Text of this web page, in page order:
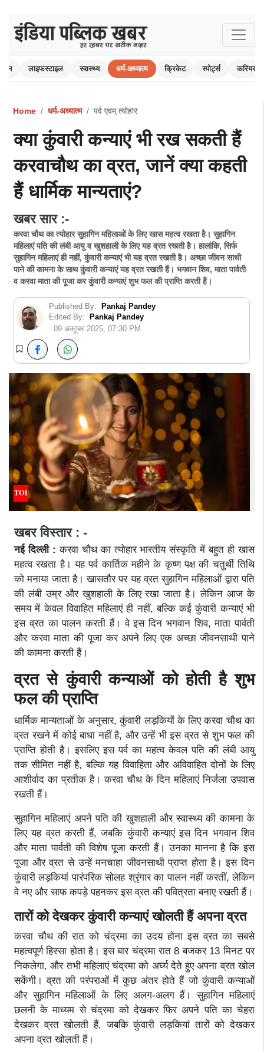
लाइफस्टाइल स्वास्थ्य धर्म-अध्यात्म क्रिकेट स्पोर्ट्स करियर
Home धर्म-अध्यात्म पर्व एवम् त्योहार
क्या कुंवारी कन्याएं भी रख सकती हैं
करवाचौथ का व्रत, जानें क्या कहती
हैं धार्मिक मान्यताएं?
खबर सार :-
करवा चौथ का त्योहार सुहागिन महिलाओं के लिए खास महत्व रखता है। सुहागिन
महिलाएं पति की लंबी आयु व खुशहाली के लिए यह व्रत रखती है। हालांकि, सिर्फ
सुहागिन महिलाएं ही नहीं, कुंवारी कन्याएं भी यह व्रत रखती है। अच्छा जीवन साथी
पाने की कामना के साथ कुंवारी कन्याएं यह व्रत रखती हैं। भगवान शिव, माता पार्वती
व करवा माता की पूजा कर कुंवारी कन्याएं शुभ फल की प्राप्ति करती हैं।
Published By:
Pankaj Pandey
Edited By:
Pankaj Pandey
09 अक्टूबर 2025, 07:30 PM
खबर विस्तार : -
नई दिल्ली :करवा चौथ का त्योहार भारतीय संस्कृति में बहुत ही खास
महत्व रखता है। यह पर्व कार्तिक महीने के कृष्ण पक्ष की चतुर्थी तिथि
को मनाया जाता है। खासतौर पर यह व्रत सुहागिन महिलाओं द्वारा पति
की लंबी उम्र और खुशहाली के लिए रखा जाता है। लेकिन आज के
समय में केवल विवाहित महिलाएं ही नहीं, बल्कि कई कुंवारी कन्याएं भी
इस व्रत का पालन करती हैं। वे इस दिन भगवान शिव, माता पार्वती
और करवा माता की पूजा कर अपने लिए एक अच्छा जीवनसाथी पाने
की कामना करती हैं।
व्रत से कुंवारी कन्याओं को होती है शुभ
फल की प्राप्ति
धार्मिक मान्यताओं के अनुसार, कुंवारी लड़कियों के लिए करवा चौथ का
व्रत रखने में कोई बाधा नहीं है, और उन्हें भी इस व्रत से शुभ फल की
प्राप्ति होती है। इसलिए इस पर्व का महत्व केवल पति की लंबी आयु
तक सीमित नहीं है, बल्कि यह विवाहिता और अविवाहित दोनों के लिए
आशीर्वाद का प्रतीक है। करवा चौथ के दिन महिलाएं निर्जला उपवास
रखती हैं।
सुहागिन महिलाएं अपने पति की खुशहाली और स्वास्थ्य की कामना के
लिए यह व्रत करती हैं, जबकि कुंवारी कन्याएं इस दिन भगवान शिव
और माता पार्वती की विशेष पूजा करती हैं। उनका मानना है कि इस
पूजा और व्रत से उन्हें मनचाहा जीवनसाथी प्राप्त होता है। इस दिन
कुंवारी लड़कियां पारंपरिक सोलह श्रृंगार का पालन नहीं करतीं, लेकिन
वे नए और साफ कपड़े पहनकर इस व्रत की पवित्रता बनाए रखती हैं।
तारों को देखकर कुंवारी कन्याएं खोलती हैं अपना व्रत
करवा चौथ की रात को चंद्रमा का उदय होना इस व्रत का सबसे
महत्वपूर्ण हिस्सा होता है। इस बार चंद्रमा रात 8 बजकर 13 मिनट पर
निकलेगा, और तभी महिलाएं चंद्रमा को अर्घ्य देते हुए अपना व्रत खोल
सकेंगी। व्रत की परंपराओं में कुछ अंतर होते हैं जो कुंवारी कन्याओं
और सुहागिन महिलाओं के लिए अलग-अलग हैं। सुहागिन महिलाएं
छलनी के माध्यम से चंद्रमा को देखकर फिर अपने पति का चेहरा
देखकर व्रत खोलती हैं, जबकि कुंवारी लड़कियां तारों को देखकर
अपना व्रत खोलती हैं।